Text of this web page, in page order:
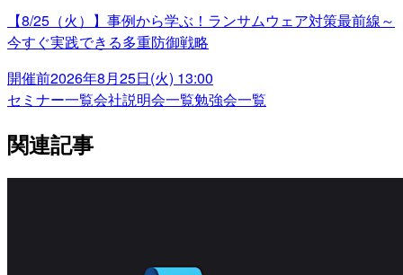
【8/25（火）】事例から学ぶ！ランサムウェア対策最前線～
今すぐ実践できる多重防御戦略
開催前2026年8月25日(火) 13:00
セミナー一覧会社説明会一覧勉強会一覧
関連記事